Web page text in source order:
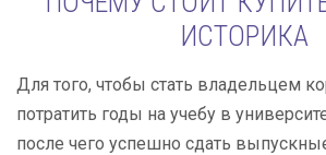
ИСТОРИКА
Для того, чтобы стать владельцем
потратить годы на учебу в
после чего успешно сдать